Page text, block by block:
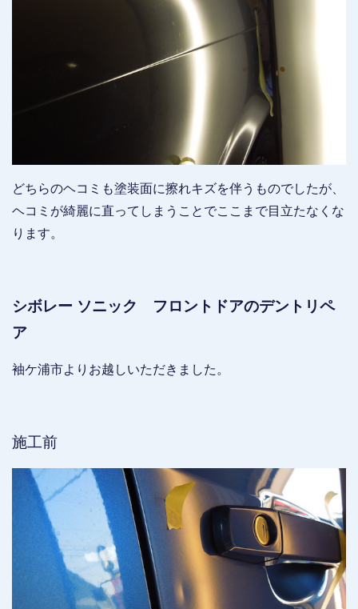
どちらのヘコミも塗装面に擦れキズを伴うものでしたが、
ヘコミが綺麗に直ってしまうことでここまで目立たなくな
ります。
シボレー ソニック フロントドアのデントリペ
ア
袖ケ浦市よりお越しいただきました。
施工前